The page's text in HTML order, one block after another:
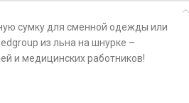
сумку для сменной одежды или
из льна на шнурке –
и медицинских работников!